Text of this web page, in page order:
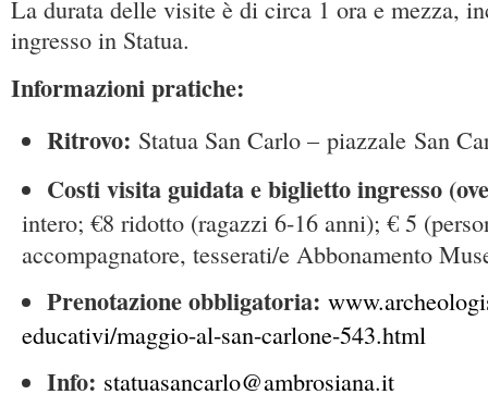
La durata delle visite è di circa 1 ora e mezza,
ingresso in Statua.
Informazioni pratiche:
Ritrovo: Statua San Carlo – piazzale San
Costi visita guidata e biglietto ingresso
intero; €8 ridotto (ragazzi 6-16 anni); € 5
accompagnatore, tesserati/e Abbonamento
Prenotazione obbligatoria:
educativi/maggio-al-san-carlone-543.html
Info: statuasancarlo@ambrosiana.it